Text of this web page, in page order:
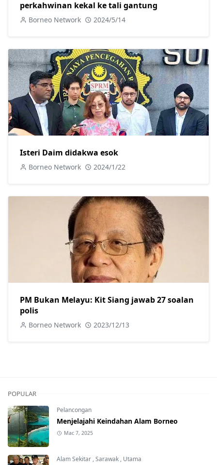
perkahwinan kekal ke tali gantung
Borneo Network 2024/5/14
Isteri Daim didakwa esok
Borneo Network 2024/1/22
PM Bukan Melayu: Kit Siang jawab 27 soalan
polis
Borneo Network 2023/12/13
POPULAR
Pelancongan
Menjelajahi Keindahan Alam Borneo
Mac 7, 2025
Alam Sekitar ,Sarawak , Utama